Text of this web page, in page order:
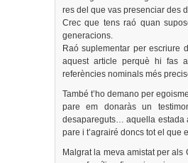
res del que vas presenciar des
Crec que tens raó quan
generacions.
Raó suplementar per escriure
aquest article perquè hi fas
referències nominals més
També t’ho demano per
pare em donaràs un
desapareguts… aquella estada
pare i t’agrairé doncs tot el que
Malgrat la meva amistat per